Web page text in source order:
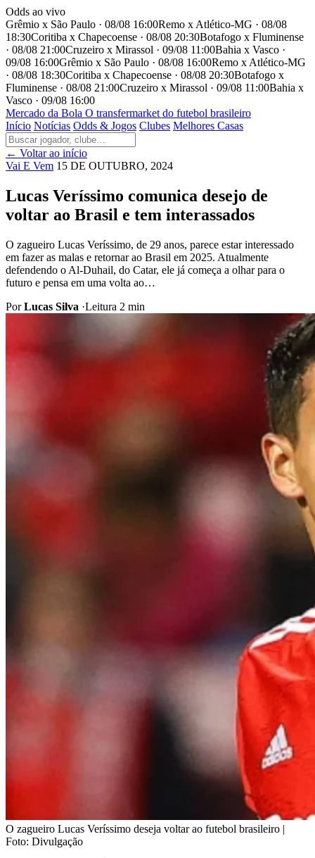
Odds ao vivo
Grêmio x São Paulo · 08/08 16:00Remo x Atlético-MG · 08/08
18:30Coritiba x Chapecoense · 08/08 20:30Botafogo x Fluminense
· 08/08 21:00Cruzeiro x Mirassol · 09/08 11:00Bahia x Vasco ·
09/08 16:00Grêmio x São Paulo · 08/08 16:00Remo x Atlético-MG
· 08/08 18:30Coritiba x Chapecoense · 08/08 20:30Botafogo x
Fluminense · 08/08 21:00Cruzeiro x Mirassol · 09/08 11:00Bahia x
Vasco · 09/08 16:00
Mercado da Bola O transfermarket do futebol brasileiro
Início Notícias Odds & Jogos Clubes Melhores Casas
← Voltar ao início
Vai E Vem 15 DE OUTUBRO, 2024
Lucas Veríssimo comunica desejo de
voltar ao Brasil e tem interassados
O zagueiro Lucas Veríssimo, de 29 anos, parece estar interessado
em fazer as malas e retornar ao Brasil em 2025. Atualmente
defendendo o Al-Duhail, do Catar, ele já começa a olhar para o
futuro e pensa em uma volta ao…
PorLucas Silva ·Leitura 2 min
O zagueiro Lucas Veríssimo deseja voltar ao futebol brasileiro |
Foto: Divulgação